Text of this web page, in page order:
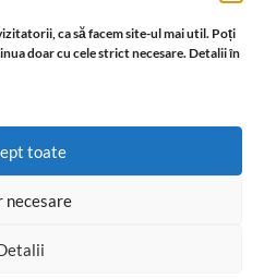
ca să facem site-ul mai util. Poți
doar cu cele strict necesare. Detalii în
toate
necesare